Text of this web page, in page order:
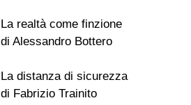
La realtà come finzione
di Alessandro Bottero
La distanza di sicurezza
di Fabrizio Trainito